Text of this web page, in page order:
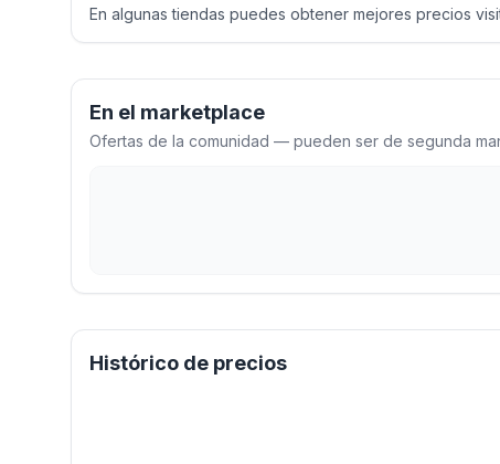
En algunas tiendas puedes obtener mejores precios
En el marketplace
Ofertas de la comunidad — pueden ser de segunda
Histórico de precios